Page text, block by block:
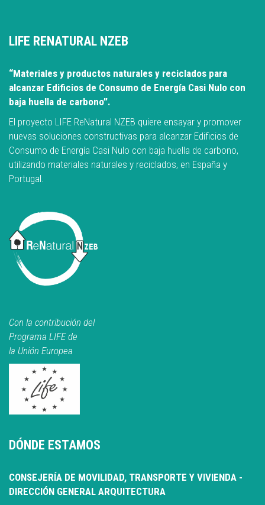
LIFE RENATURAL NZEB
“Materiales y productos naturales y reciclados para
alcanzar Edificios de Consumo de Energía Casi Nulo con
baja huella de carbono”.
El proyecto LIFE ReNatural NZEB quiere ensayar y promover
nuevas soluciones constructivas para alcanzar Edificios de
Consumo de Energía Casi Nulo con baja huella de carbono,
utilizando materiales naturales y reciclados, en España y
Portugal.
Con la contribución del
Programa LIFE de
la Unión Europea
DÓNDE ESTAMOS
CONSEJERÍA DE MOVILIDAD, TRANSPORTE Y VIVIENDA -
DIRECCIÓN GENERAL ARQUITECTURA